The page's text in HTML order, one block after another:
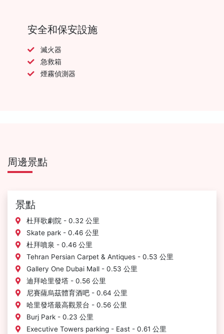
安全和保安設施
滅火器
急救箱
煙霧偵測器
周邊景點
景點
杜拜歌劇院 - 0.32 公里
Skate park - 0.46 公里
杜拜噴泉 - 0.46 公里
Tehran Persian Carpet & Antiques - 0.53 公里
Gallery One Dubai Mall - 0.53 公里
迪拜哈里發塔 - 0.56 公里
尼賽薩烏茲體育酒吧 - 0.64 公里
哈里發塔最高觀景台 - 0.56 公里
Burj Park - 0.23 公里
Executive Towers parking - East - 0.61 公里